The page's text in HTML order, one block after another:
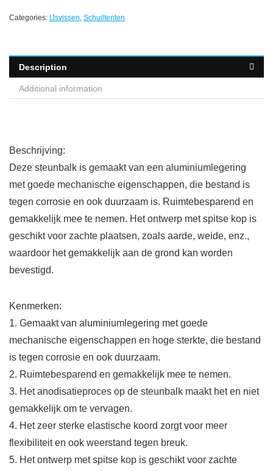
Categories: IJsvissen, Schuiltenten
Description
Additional information
Beschrijving:
Deze steunbalk is gemaakt van een aluminiumlegering
met goede mechanische eigenschappen, die bestand is
tegen corrosie en ook duurzaam is. Ruimtebesparend en
gemakkelijk mee te nemen. Het ontwerp met spitse kop is
geschikt voor zachte plaatsen, zoals aarde, weide, enz.,
waardoor het gemakkelijk aan de grond kan worden
bevestigd.
Kenmerken:
1. Gemaakt van aluminiumlegering met goede
mechanische eigenschappen en hoge sterkte, die bestand
is tegen corrosie en ook duurzaam.
2. Ruimtebesparend en gemakkelijk mee te nemen.
3. Het anodisatieproces op de steunbalk maakt het en niet
gemakkelijk om te vervagen.
4. Het zeer sterke elastische koord zorgt voor meer
flexibiliteit en ook weerstand tegen breuk.
5. Het ontwerp met spitse kop is geschikt voor zachte